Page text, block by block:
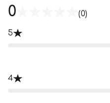
0 (0)
5
4